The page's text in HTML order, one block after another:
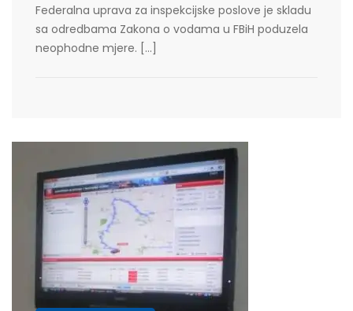
Federalna uprava za inspekcijske poslove je skladu
sa odredbama Zakona o vodama u FBiH poduzela
neophodne mjere. […]